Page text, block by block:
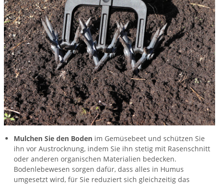
Mulchen Sie den Boden im Gemüsebeet und schützen Sie
ihn vor Austrocknung, indem Sie ihn stetig mit Rasenschnitt
oder anderen organischen Materialien bedecken.
Bodenlebewesen sorgen dafür, dass alles in Humus
umgesetzt wird, für Sie reduziert sich gleichzeitig das